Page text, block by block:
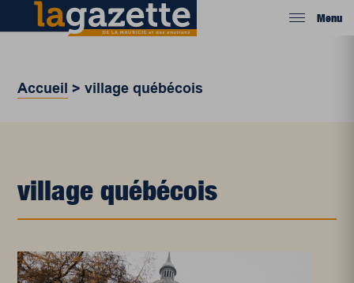
Menu
Accueil >village québécois
village québécois